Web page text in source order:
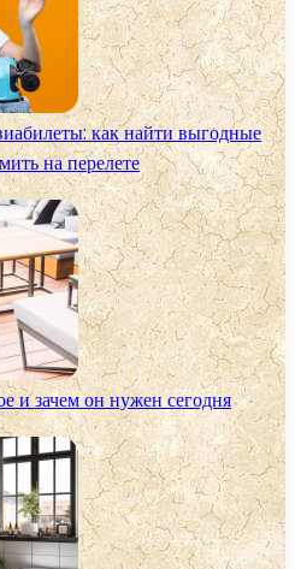
как найти выгодные
на перелете
и зачем он нужен сегодня